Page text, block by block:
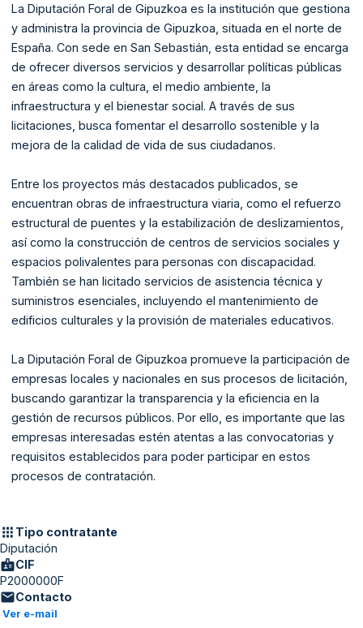
La Diputación Foral de Gipuzkoa es la institución que gestiona
y administra la provincia de Gipuzkoa, situada en el norte de
España. Con sede en San Sebastián, esta entidad se encarga
de ofrecer diversos servicios y desarrollar políticas públicas
en áreas como la cultura, el medio ambiente, la
infraestructura y el bienestar social. A través de sus
licitaciones, busca fomentar el desarrollo sostenible y la
mejora de la calidad de vida de sus ciudadanos.
Entre los proyectos más destacados publicados, se
encuentran obras de infraestructura viaria, como el refuerzo
estructural de puentes y la estabilización de deslizamientos,
así como la construcción de centros de servicios sociales y
espacios polivalentes para personas con discapacidad.
También se han licitado servicios de asistencia técnica y
suministros esenciales, incluyendo el mantenimiento de
edificios culturales y la provisión de materiales educativos.
La Diputación Foral de Gipuzkoa promueve la participación de
empresas locales y nacionales en sus procesos de licitación,
buscando garantizar la transparencia y la eficiencia en la
gestión de recursos públicos. Por ello, es importante que las
empresas interesadas estén atentas a las convocatorias y
requisitos establecidos para poder participar en estos
procesos de contratación.
Tipo contratante
Diputación
CIF
P2000000F
Contacto
Ver e-mail